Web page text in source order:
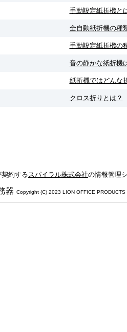
手動設定紙折機と
全自動紙折機の種
手動設定紙折機の
音の静かな紙折機
紙折機ではどんな
クロス折りとは？
約するスパイラル株式会社の情報管理
Copyright (C) 2023 LION OFFICE